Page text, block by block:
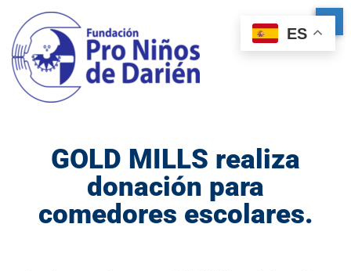
GOLD MILLS realiza
donación para
comedores escolares.
ES